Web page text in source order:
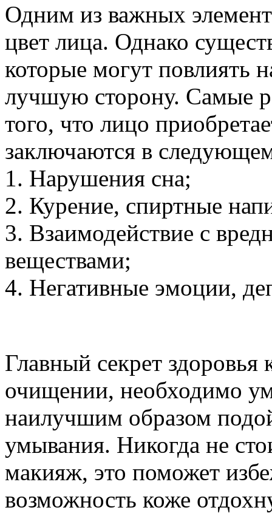
Одним из важных
цвет лица. Однако
которые могут повлиять
лучшую сторону. Самые
того, что лицо
заключаются в
1. Нарушения сна;
2. Курение, спиртные
3. Взаимодействие с
веществами;
4. Негативные эмоции,
Главный секрет
очищении, необходимо
наилучшим образом
умывания. Никогда не
макияж, это поможет
возможность коже